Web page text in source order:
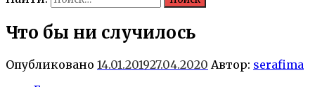
Что бы ни случилось
Опубликовано 14.01.201927.04.2020 Автор: serafima